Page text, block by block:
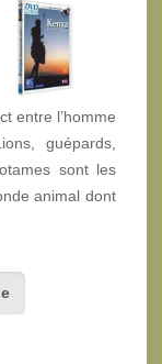
entre l’homme
guépards,
sont les
animal dont